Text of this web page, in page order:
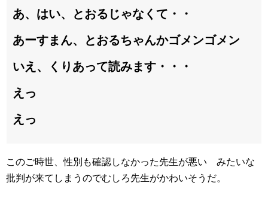
あ、はい、とおるじゃなくて・・
あーすまん、とおるちゃんかゴメンゴメン
いえ、くりあって読みます・・・
えっ
えっ
このご時世、性別も確認しなかった先生が悪い みたいな
批判が来てしまうのでむしろ先生がかわいそうだ。